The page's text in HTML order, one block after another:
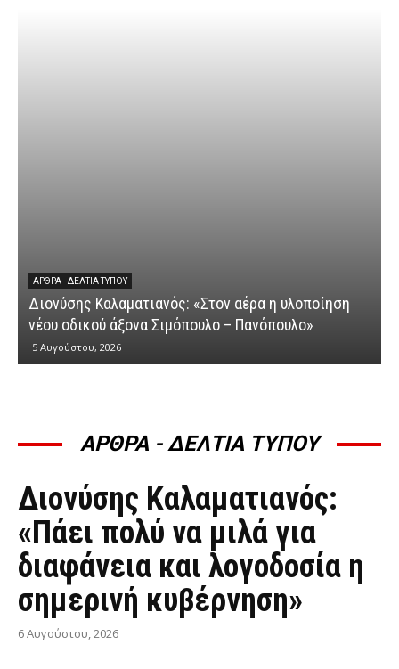
«Στον αέρα η υλοποίηση
Σιμόπουλο – Πανόπουλο»
κυβερνητικής
αγροτικών
ΑΡΘΡΑ - ΔΕΛΤΙΑ ΤΥΠΟΥ
ΆΡΘΡΑ - ΔΕΛΤΊΑ ΤΎΠΟΥ
Διονύσης Καλαματιανός:
«Πάει πολύ να μιλά για
διαφάνεια και λογοδοσία η
σημερινή κυβέρνηση»
6 Αυγούστου, 2026